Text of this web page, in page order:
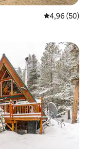
Gemiddelde
4,96 (50)